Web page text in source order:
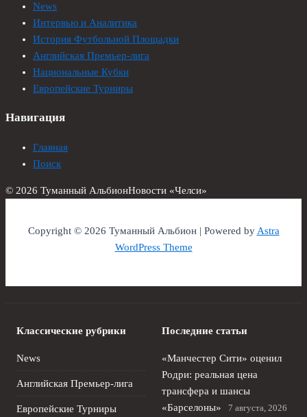
News
Интервью и Аналитика
История Футбольной Площадки
Английская Премьер-лига
Национальные Кубки
Европейские Турниры
Навигация
Главная
Поиск
© 2026 Туманный АльбионНовости «Челси»
Copyright © 2026 Туманный Альбион | Powered byAstra
WordPress Theme
Классические рубрики
News
Английская Премьер-лига
Европейские Турниры
Последние статьи
«Манчестер Сити» оценил
Родри: реальная цена
трансфера и шансы
«Барселоны»
7 августа, 2026